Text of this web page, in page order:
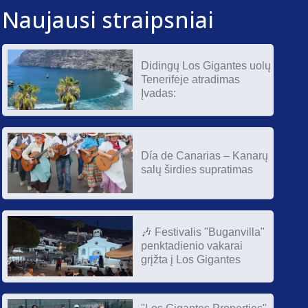
Naujausi straipsniai
Didingų Los Gigantes uolų
Tenerifėje atradimas
Įvadas:
Día de Canarias – Kanarų
salų širdies supratimas
🎶 Festivalis "Buganvilla"
penktadienio vakarai
grįžta į Los Gigantes